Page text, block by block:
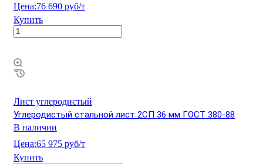
Цена:76 690 руб/т
Купить
Лист углеродистый
Углеродистый стальной лист 2СП 36 мм ГОСТ 380-88
В наличии
Цена:65 975 руб/т
Купить